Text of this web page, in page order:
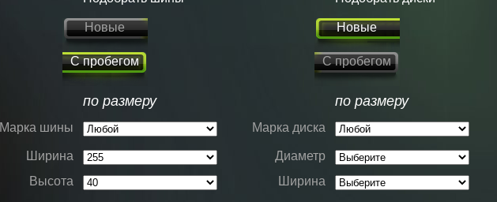
Новые
С пробегом
по размеру
Марка шины
Ширина
Высота
Новые
С пробегом
по размеру
Марка диска
Диаметр
Ширина